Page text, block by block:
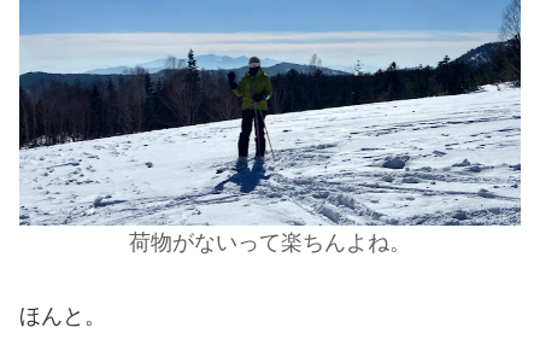
荷物がないって楽ちんよね。
ほんと。